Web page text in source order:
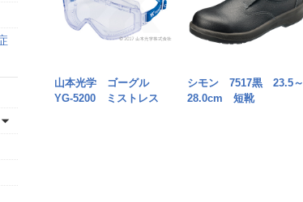
山本光学 ゴーグル
YG-5200 ミストレス
シモン 7517黒 23.5～
28.0cm 短靴